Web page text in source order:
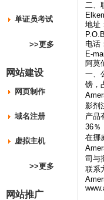
单证员考试
>>更多
网站建设
网页制作
域名注册
虚拟主机
>>更多
网站推广
二、
地址
电话
E-
阿莫
一、
镑，
影剂
产品
36％
在挪
司与
联系